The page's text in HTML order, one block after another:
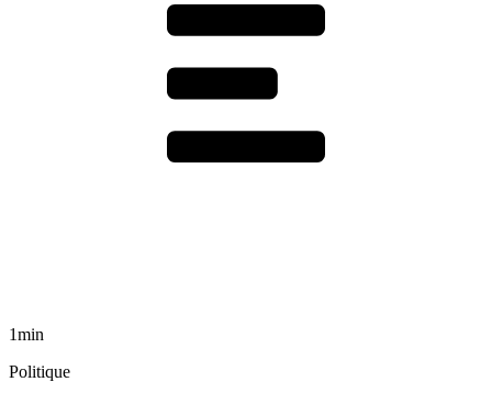
1min
Politique